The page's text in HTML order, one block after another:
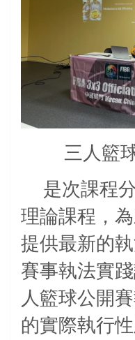
三人籃
是次課程
理論課程，
提供最新的
賽事執法實
人籃球公開
的實際執行